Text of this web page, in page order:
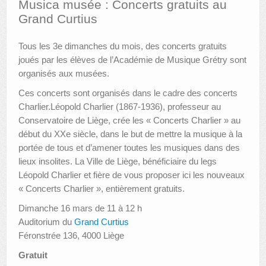
AUTRES LIEUX
ANIMATIONS DES MUSÉES
PUBLICATIONS
LES APPELS À PROJETS
LE PORTAIL DES COLLECTIONS
Musica musée : Concerts gratuits au
Grand Curtius
Tous les 3e dimanches du mois, des concerts gratuits
joués par les élèves de l’Académie de Musique Grétry sont
organisés aux musées.
Ces concerts sont organisés dans le cadre des concerts
Charlier.Léopold Charlier (1867-1936), professeur au
Conservatoire de Liège, crée les « Concerts Charlier » au
début du XXe siècle, dans le but de mettre la musique à la
portée de tous et d’amener toutes les musiques dans des
lieux insolites. La Ville de Liège, bénéficiaire du legs
Léopold Charlier et fière de vous proposer ici les nouveaux
« Concerts Charlier », entièrement gratuits.
Dimanche 16 mars de 11 à 12 h
Auditorium du Grand Curtius
Féronstrée 136, 4000 Liège
Gratuit